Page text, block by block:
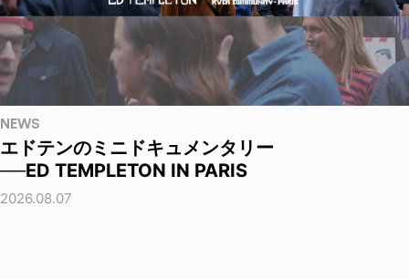
NEWS
エドテンのミニドキュメンタリー
──ED TEMPLETON IN PARIS
2026.08.07